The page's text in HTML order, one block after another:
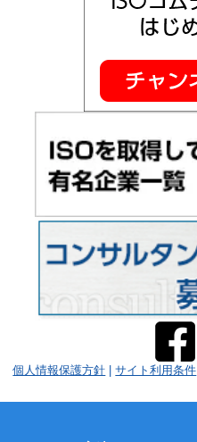
個人情報保護方針 |サイト利用条件